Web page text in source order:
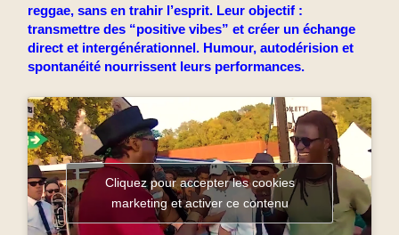
reggae, sans en trahir l’esprit. Leur objectif :
transmettre des “positive vibes” et créer un échange
direct et intergénérationnel. Humour, autodérision et
spontanéité nourrissent leurs performances.
Cliquez pour accepter les cookies
marketing et activer ce contenu